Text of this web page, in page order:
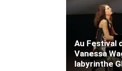
Au Festival
Vanessa
labyrinthe